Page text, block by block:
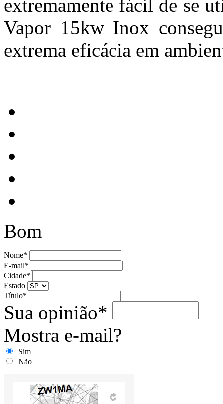
extremamente fácil de se
Vapor 15kw Inox
extrema eficácia em
Bom
Nome*
E-mail*
Cidade*
Estado
Título*
Sua opinião*
Mostra e-mail?
Sim
Não